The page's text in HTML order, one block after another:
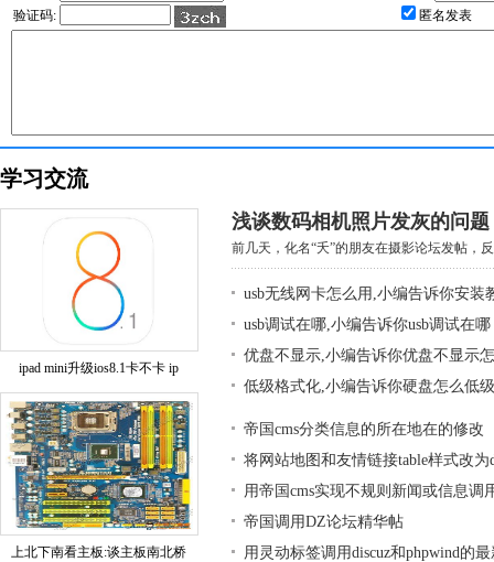
验证码:
匿名发表
学习交流
ipad mini升级ios8.1卡不卡 ip
上北下南看主板:谈主板南北桥
浅谈数码相机照片发灰的问题
前几天，化名“夭”的朋友在摄影论坛发帖，
usb无线网卡怎么用,小编告诉你安装
usb调试在哪,小编告诉你usb调试在哪
优盘不显示,小编告诉你优盘不显示
低级格式化,小编告诉你硬盘怎么低
帝国cms分类信息的所在地在的修改
将网站地图和友情链接table样式改为
用帝国cms实现不规则新闻或信息调
帝国调用DZ论坛精华帖
用灵动标签调用discuz和phpwind的